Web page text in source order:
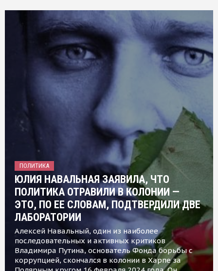
ПОЛИТИКА
ЮЛИЯ НАВАЛЬНАЯ ЗАЯВИЛА, ЧТО
ПОЛИТИКА ОТРАВИЛИ В КОЛОНИИ —
ЭТО, ПО ЕЕ СЛОВАМ, ПОДТВЕРДИЛИ ДВЕ
ЛАБОРАТОРИИ
Алексей Навальный, один из наиболее
последовательных и активных критиков
Владимира Путина, основатель Фонда борьбы с
коррупцией, скончался в колонии в Харпе за